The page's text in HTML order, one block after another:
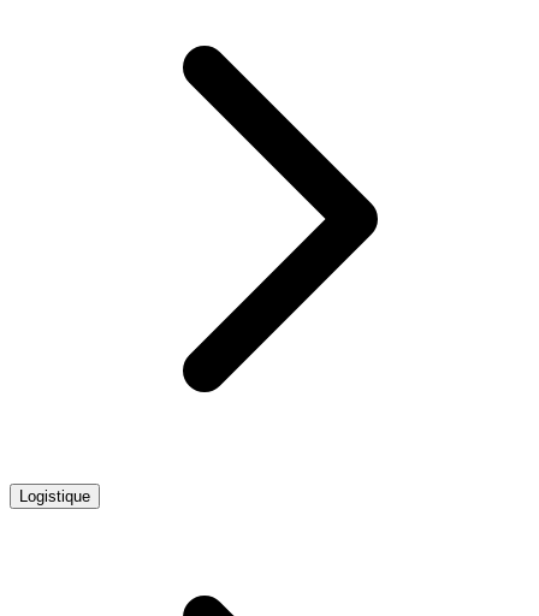
Logistique